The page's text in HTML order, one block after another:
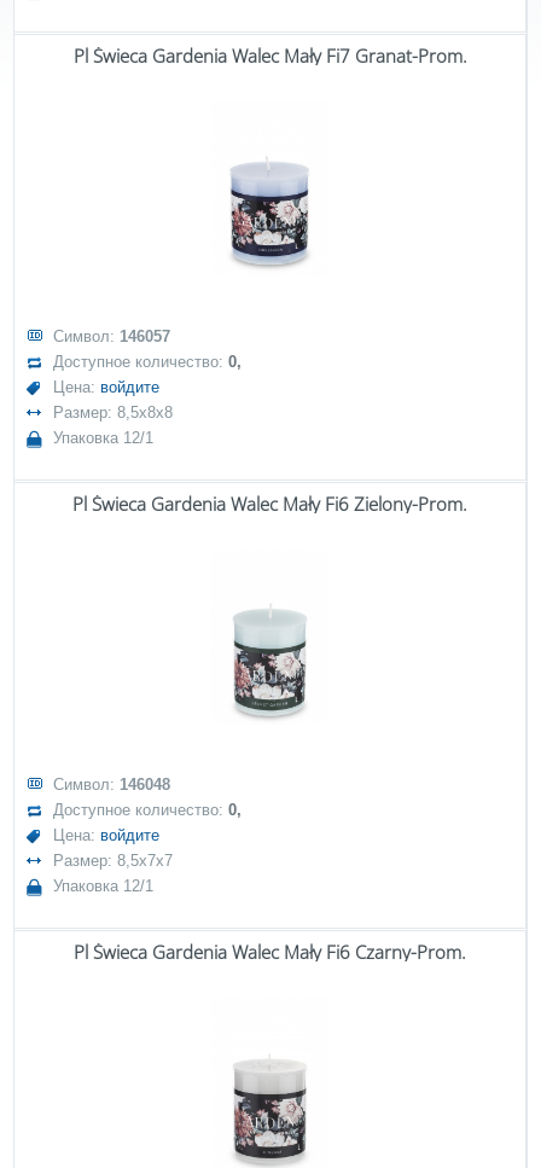
Pl Świeca Gardenia Walec Mały Fi7 Granat-Prom.
Символ: 146057
Доступное количество:0,
Цена: войдите
Размер: 8,5x8x8
Упаковка 12/1
Pl Świeca Gardenia Walec Mały Fi6 Zielony-Prom.
Символ: 146048
Доступное количество:0,
Цена: войдите
Размер: 8,5x7x7
Упаковка 12/1
Pl Świeca Gardenia Walec Mały Fi6 Czarny-Prom.